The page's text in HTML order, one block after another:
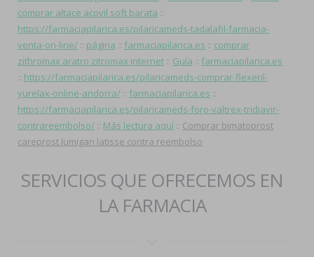
comprar altace acovil soft barata ::
https://farmaciapilarica.es/pilaricameds-tadalafil-farmacia-
venta-on-line/ :: página :: farmaciapilarica.es :: comprar
zithromax aratro zitromax internet :: Guía :: farmaciapilarica.es
:: https://farmaciapilarica.es/pilaricameds-comprar-flexeril-
yurelax-online-andorra/ :: farmaciapilarica.es ::
https://farmaciapilarica.es/pilaricameds-foro-valtrex-tridiavir-
contrareembolso/ :: Más lectura aquí :: Comprar bimatoprost
careprost lumigan latisse contra reembolso
SERVICIOS QUE OFRECEMOS EN
LA FARMACIA